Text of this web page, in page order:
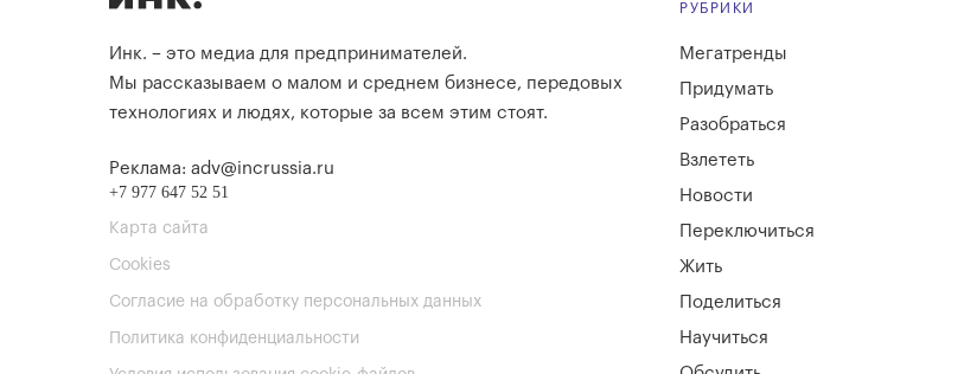
Инк. – это медиа для предпринимателей.
Мы рассказываем о малом и среднем бизнесе, передовых
технологиях и людях, которые за всем этим стоят.
Реклама: adv@incrussia.ru
+7 977 647 52 51
Карта сайта
Cookies
Согласие на обработку персональных данных
Политика конфиденциальности
РУБРИКИ
Мегатренды
Придумать
Разобраться
Взлететь
Новости
Переключиться
Жить
Поделиться
Научиться